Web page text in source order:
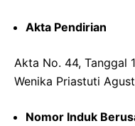
Akta Pendirian
Akta No. 44, Tanggal
Wenika Priastuti
Nomor Induk